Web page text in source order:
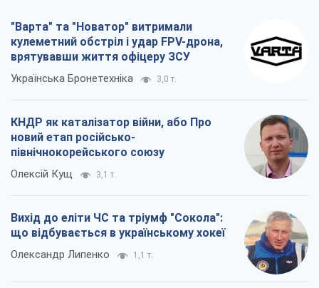
"Варта" та "Новатор" витримали
кулеметний обстріл і удар FPV-дрона,
врятувавши життя офіцеру ЗСУ
Українська Бронетехніка 3,0 т.
КНДР як каталізатор війни, або Про
новий етап російсько-
північнокорейського союзу
Олексій Кущ 3,1 т.
Вихід до еліти ЧС та тріумф "Сокола":
що відбувається в українському хокеї
Олександр Липенко 1,1 т.